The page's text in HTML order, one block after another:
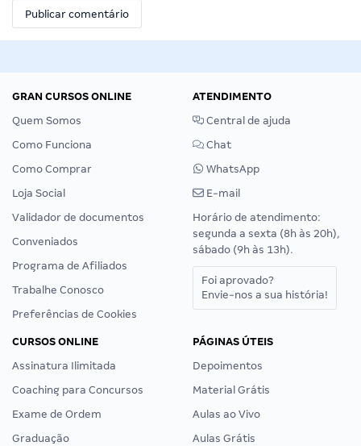
GRAN CURSOS ONLINE
Quem Somos
Como Funciona
Como Comprar
Loja Social
Validador de documentos
Conveniados
Programa de Afiliados
Trabalhe Conosco
Preferências de Cookies
ATENDIMENTO
Central de ajuda
Chat
WhatsApp
E-mail
Horário de atendimento:
segunda a sexta (8h às 20h),
sábado (9h às 13h).
Foi aprovado?
Envie-nos a sua história!
CURSOS ONLINE
Assinatura Ilimitada
Coaching para Concursos
Exame de Ordem
Graduação
PÁGINAS ÚTEIS
Depoimentos
Material Grátis
Aulas ao Vivo
Aulas Grátis